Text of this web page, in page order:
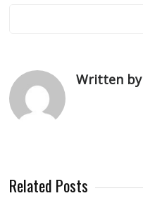
Written
Related Posts